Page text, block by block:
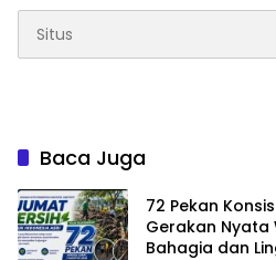
Baca Juga
72 Pekan
Gerakan Nyata
Bahagia dan